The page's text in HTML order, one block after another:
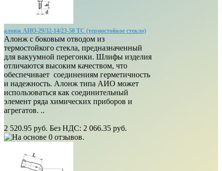
алонж АИО-29/32-14/23-50 ТС (термостойкое стекло)
Алонж с боковым отводом из
термостойкого стекла, предназначенный
для вакуумной перегонки. Шлифы изделия
отличаются высоким качеством, что
обеспечивает соединениям герметичность
и надежность. Алонж типа АИО может
использоваться как соединительный
элемент ряда химических приборов и
агрегатов. ..
2 520.95 руб. Без НДС: 2 066.35 руб.